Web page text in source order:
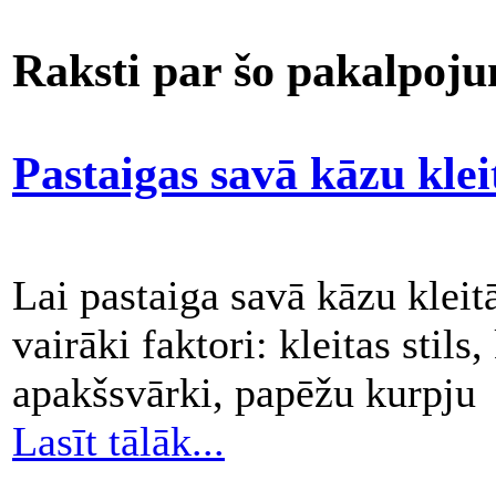
Raksti par šo
Pastaigas savā kāzu
Lai pastaiga savā kāzu
vairāki faktori: kleitas stils,
apakšsvārki, papēžu kurpju
Lasīt tālāk...